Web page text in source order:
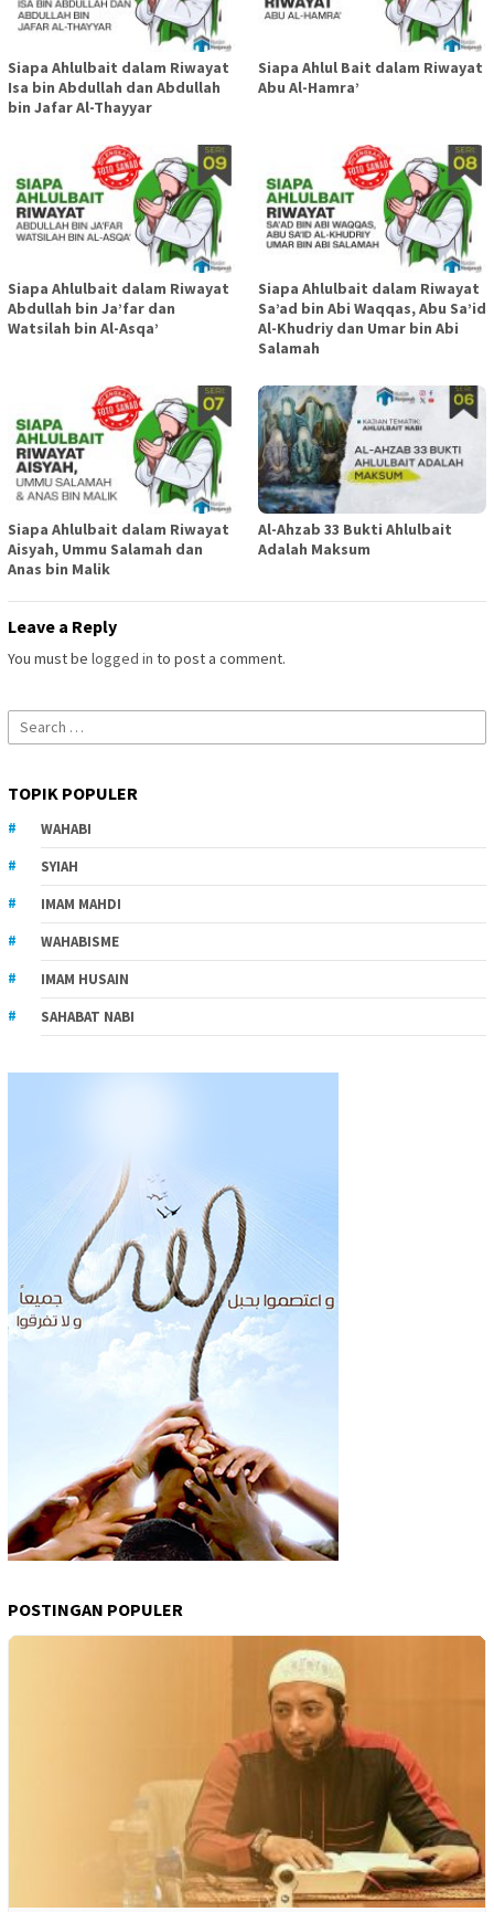
Siapa Ahlulbait dalam Riwayat
Isa bin Abdullah dan Abdullah
bin Jafar Al-Thayyar
Siapa Ahlul Bait dalam Riwayat
Abu Al-Hamra’
Siapa Ahlulbait dalam Riwayat
Abdullah bin Ja’far dan
Watsilah bin Al-Asqa’
Siapa Ahlulbait dalam Riwayat
Sa’ad bin Abi Waqqas, Abu Sa’id
Al-Khudriy dan Umar bin Abi
Salamah
Siapa Ahlulbait dalam Riwayat
Aisyah, Ummu Salamah dan
Anas bin Malik
Al-Ahzab 33 Bukti Ahlulbait
Adalah Maksum
Leave a Reply
You must be logged in to post a comment.
Search
for:
TOPIK POPULER
WAHABI
SYIAH
IMAM MAHDI
WAHABISME
IMAM HUSAIN
SAHABAT NABI
POSTINGAN POPULER